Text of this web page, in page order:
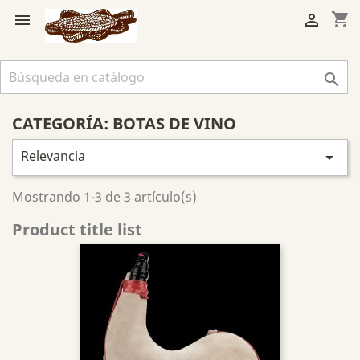
 shopping_cart


CATEGORÍA: BOTAS DE VINO
Relevancia 
Mostrando 1-3 de 3 artículo(s)
Product title list